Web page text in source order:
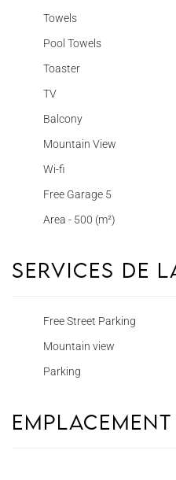
Towels
Pool Towels
Toaster
TV
Balcony
Mountain View
Wi-fi
Free Garage 5
Area - 500 (m²)
Services de
Free Street Parking
Mountain view
Parking
Emplacement